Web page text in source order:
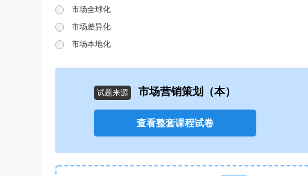
市场全球化
市场差异化
市场本地化
试题来源 市场营销策划（本）
查看整套课程试卷